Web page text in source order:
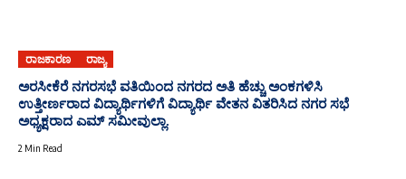
ರಾಜಕಾರಣ ರಾಜ್ಯ
ಅರಸೀಕೆರೆ ನಗರಸಭೆ ವತಿಯಿಂದ ನಗರದ ಅತಿ ಹೆಚ್ಚು ಅಂಕಗಳಿಸಿ
ಉತ್ತೀರ್ಣರಾದ ವಿದ್ಯಾರ್ಥಿಗಳಿಗೆ ವಿದ್ಯಾರ್ಥಿ ವೇತನ ವಿತರಿಸಿದ ನಗರ ಸಭೆ
ಅಧ್ಯಕ್ಷರಾದ ಎಮ್ ಸಮೀವುಲ್ಲಾ.
2 Min Read